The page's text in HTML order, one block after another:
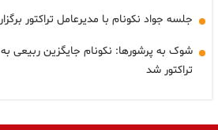
جلسه جواد نکونام با مدیرعامل تراکتور
شوک به پرشورها: نکونام جایگزین ربیعی
تراکتور شد